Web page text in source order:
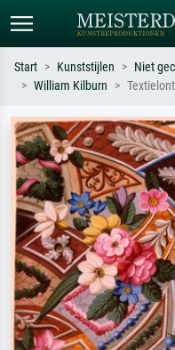
Zoek op kunstenaar, titel of stijl –
Monet, Sterrennacht,
Hokusai-golf, naakt.
Start Kunststijlen
Niet
William Kilburn